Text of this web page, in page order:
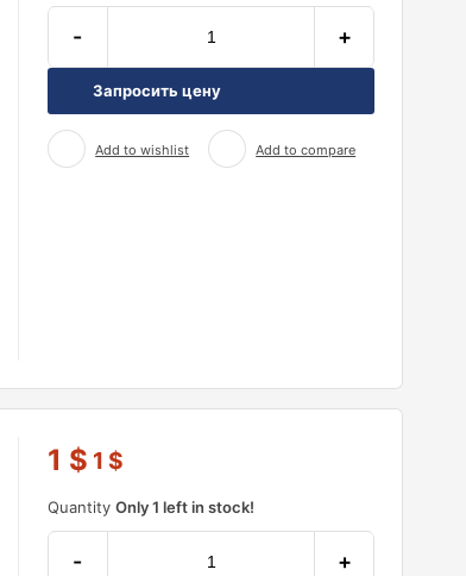
- +
Запросить цену
Add to wishlist Add to compare
1 $ 1 $
QuantityOnly 1 left in stock!
- +